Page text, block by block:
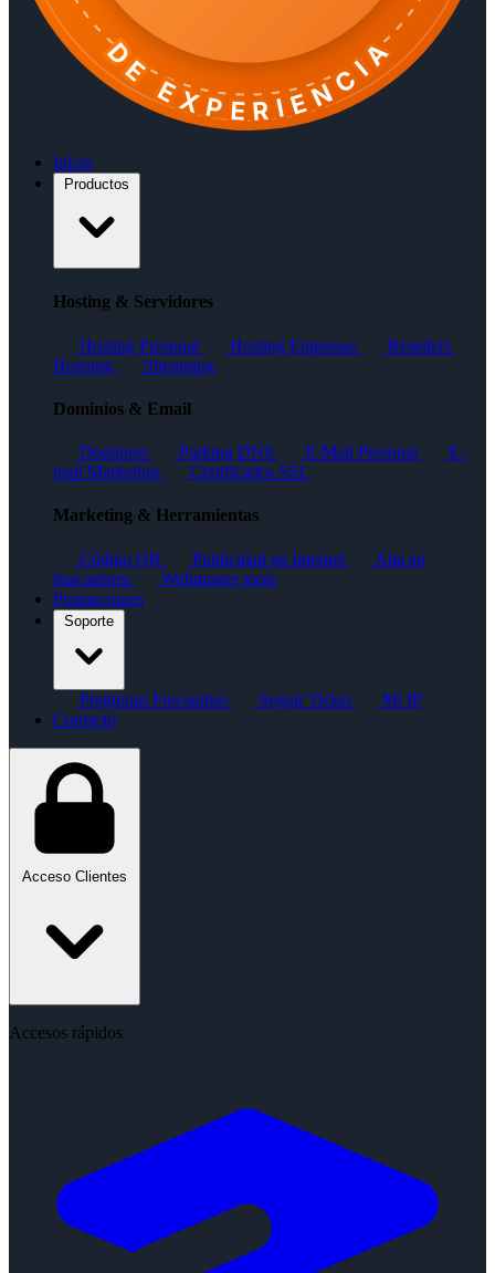
DE EXPERIENCIA
Inicio
Productos
Hosting & Servidores
Hosting Personal Hosting Empresas
Resellers
Housing
Streaming
Dominios & Email
Dominios Parking DNS E-Mail Personal
E-
mail Marketing
Certificados SSL
Marketing & Herramientas
Código QR Publicidad en Internet
Alta en
buscadores
Webmaster tools
Promociones
Soporte
Preguntas Frecuentes Seguir Ticket
Mi IP
Contacto
Acceso Clientes
Accesos rápidos